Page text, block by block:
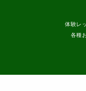
体験レ
各種